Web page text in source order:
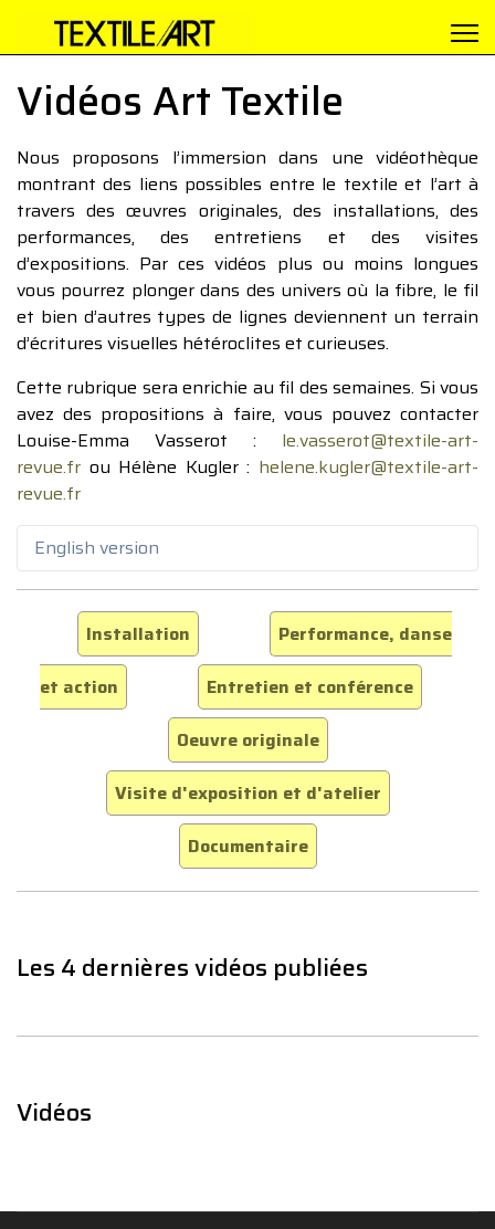
Vidéos Art Textile
Nous proposons l’immersion dans une vidéothèque
montrant des liens possibles entre le textile et l’art à
travers des œuvres originales, des installations, des
performances, des entretiens et des visites
d’expositions. Par ces vidéos plus ou moins longues
vous pourrez plonger dans des univers où la fibre, le fil
et bien d’autres types de lignes deviennent un terrain
d’écritures visuelles hétéroclites et curieuses.
Cette rubrique sera enrichie au fil des semaines. Si vous
avez des propositions à faire, vous pouvez contacter
Louise-Emma Vasserot : le.vasserot@textile-art-
revue.fr ou Hélène Kugler : helene.kugler@textile-art-
revue.fr
English version
Installation
Performance, danse
et action
Entretien et conférence
Oeuvre originale
Visite d'exposition et d'atelier
Documentaire
Les 4 dernières vidéos publiées
Vidéos